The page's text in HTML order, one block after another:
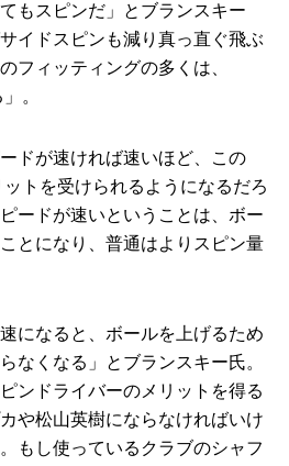
もスピンだ」とブランスキー
イドスピンも減り真っ直ぐ飛ぶ
フィッティングの多くは、
。
ドが速ければ速いほど、この
ットを受けられるようになるだろ
ードが速いということは、ボー
とになり、普通はよりスピン量
になると、ボールを上げるため
なくなる」とブランスキー氏。
ンドライバーのメリットを得る
や松山英樹にならなければいけ
もし使っているクラブのシャフ